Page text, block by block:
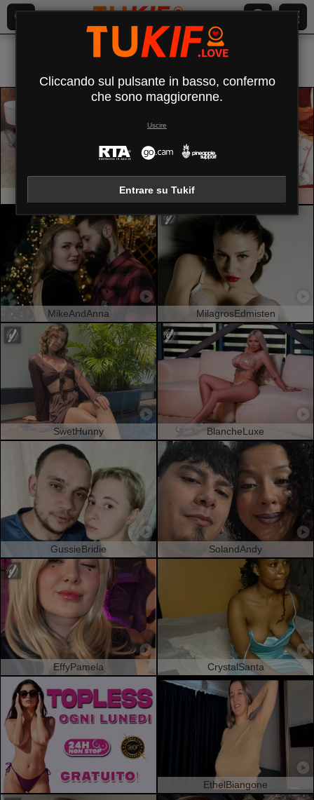
Tutti ( 500 Normale ×
MikeAndAnna MilagrosEdmisten
SwetHunny BlancheLuxe
GussieBridie SolandAndy
EffyPamela CrystalSanta
EthelBiangone
Cliccando sul pulsante in basso, confermo
che sono maggiorenne.
Uscire
Entrare su Tukif